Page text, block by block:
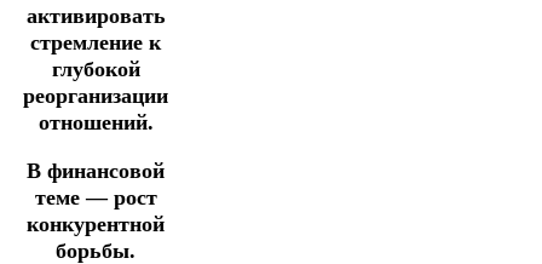
активировать
стремление к
глубокой
реорганизации
отношений.
В финансовой
теме — рост
конкурентной
борьбы.